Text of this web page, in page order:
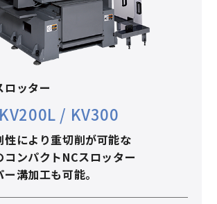
ロッター
/ KV300
性により重切削が可能な
コンパクトNCスロッター
溝加工も可能。